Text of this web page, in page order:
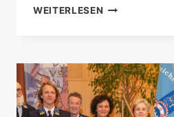
WEITERLESEN SVETA